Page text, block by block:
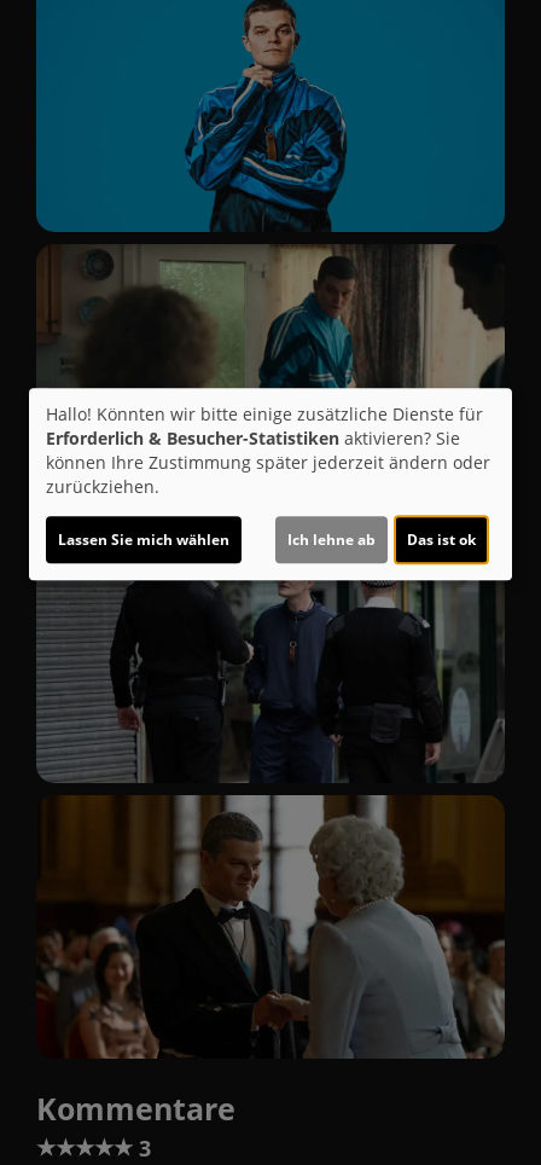
Kommentare
★★★★★ 3
Hallo! Könnten wir bitte einige zusätzliche Dienste für
Erforderlich & Besucher-Statistiken aktivieren? Sie
können Ihre Zustimmung später jederzeit ändern oder
zurückziehen.
Lassen Sie mich wählen Ich lehne ab Das ist ok